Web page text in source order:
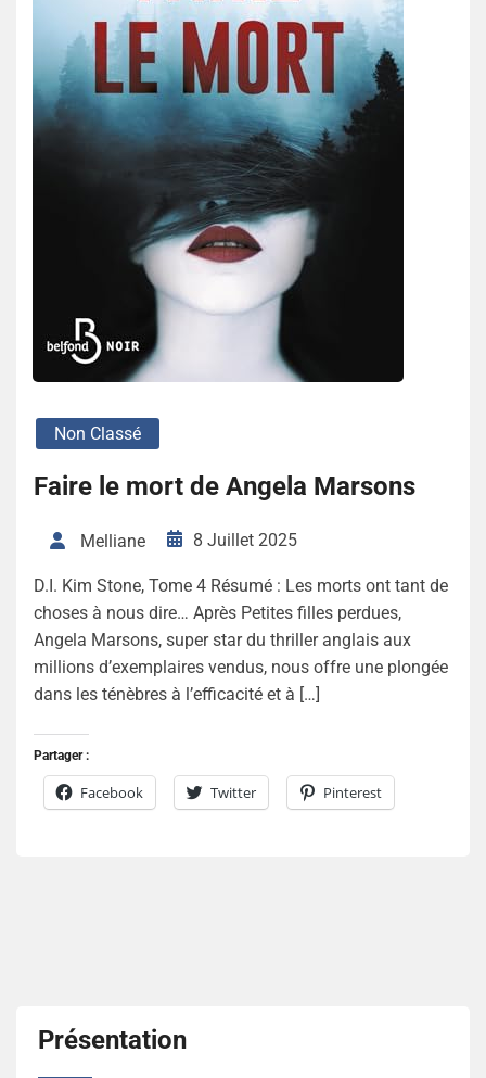
Non Classé
Faire le mort de Angela Marsons
Melliane 8 Juillet 2025
D.I. Kim Stone, Tome 4 Résumé : Les morts ont tant de
choses à nous dire… Après Petites filles perdues,
Angela Marsons, super star du thriller anglais aux
millions d’exemplaires vendus, nous offre une plongée
dans les ténèbres à l’efficacité et à […]
Partager :
Facebook Twitter Pinterest
Présentation